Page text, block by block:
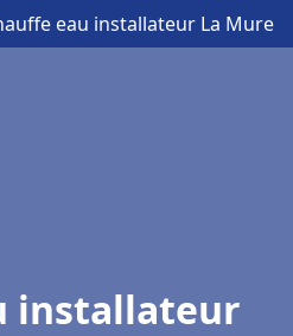
eau installateur La Mure
installateur